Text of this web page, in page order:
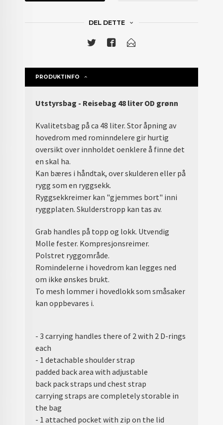
DEL DETTE
PRODUKTINFO
Utstyrsbag - Reisebag 48 liter OD grønn
Kvalitetsbag på ca 48 liter. Stor åpning av
hovedrom med rominndelere gir hurtig
oversikt over innholdet oenklere å finne det
en skal ha.
Kan bæres i håndtak, over skulderen eller på
rygg som en ryggsekk.
Ryggsekkreimer kan "gjemmes bort" inni
ryggplaten. Skulderstropp kan tas av.
Grab handles på topp og lokk. Utvendig
Molle fester. Kompresjonsreimer.
Polstret ryggområde.
Romindelerne i hovedrom kan legges ned
om ikke ønskes brukt.
To mesh lommer i hovedlokk som småsaker
kan oppbevares i.
- 3 carrying handles there of 2 with 2 D-rings
each
- 1 detachable shoulder strap
padded back area with adjustable
back pack straps und chest strap
carrying straps are completely storable in
the bag
- 1 attached pocket with zip on the lid